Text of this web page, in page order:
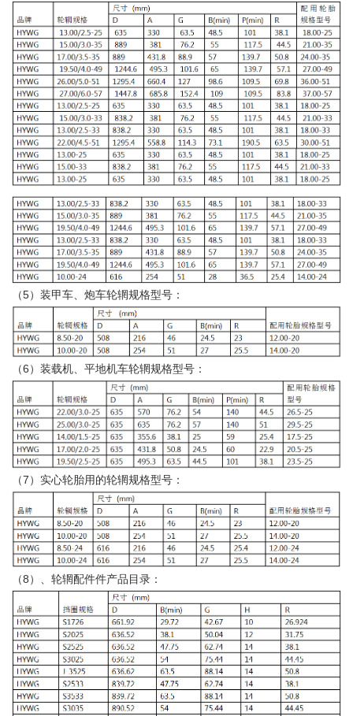
（5）装甲车、炮车轮辋规格型号：
（6）装载机、平地机车轮辋规格型号：
（7）实心轮胎用的轮辋规格型号：
（8）、轮辋配件件产品目录：